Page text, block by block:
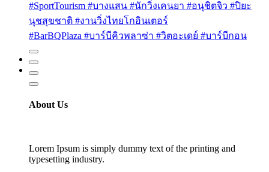
#SportTourism #บางแสน #นักวิ่งเคนยา #อนุชิตจิว #ปิยะ
นุชสุขชาติ #งานวิ่งไทยโกอินเตอร์
#BarBQPlaza #บาร์บีคิวพลาซ่า #วิตอะเดย์ #บาร์บีกอน
About Us
Lorem Ipsum is simply dummy text of the printing and
typesetting industry.